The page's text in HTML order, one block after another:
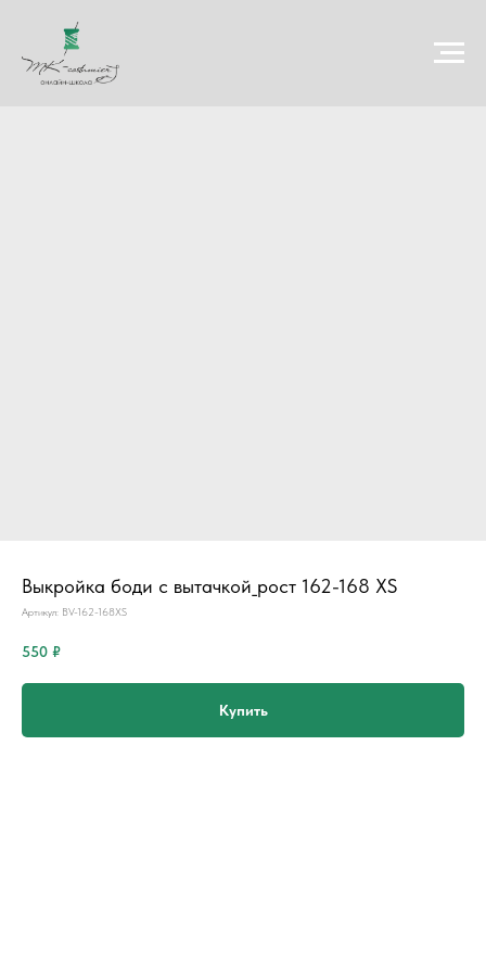
Выкройка боди с вытачкой_рост 162-168 XS
Артикул: BV-162-168XS
550 ₽
Купить